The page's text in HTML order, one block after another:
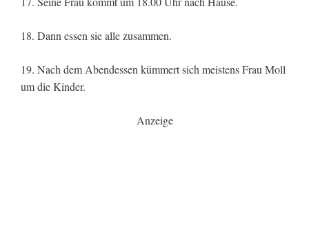
18. Dann essen sie alle zusammen.
19. Nach dem Abendessen kümmert sich meistens Frau Moll
um die Kinder.
Anzeige